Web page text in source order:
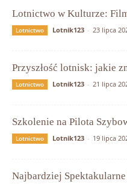
Lotnictwo w Kulturze:
Lotnictwo Lotnik123 - 23 lipca
Przyszłość lotnisk: jakie
Lotnictwo Lotnik123 - 21 lipca
Szkolenie na Pilota
Lotnictwo Lotnik123 - 19 lipca
Najbardziej